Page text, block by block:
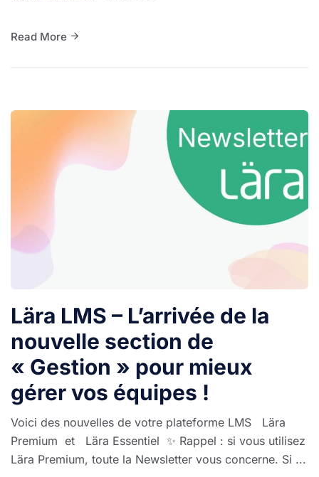
Read More
Lära LMS – L’arrivée de la
nouvelle section de
« Gestion » pour mieux
gérer vos équipes !
Voici des nouvelles de votre plateforme LMS Lära
Premium et Lära Essentiel ✨ Rappel : si vous utilisez
Lära Premium, toute la Newsletter vous concerne. Si ...